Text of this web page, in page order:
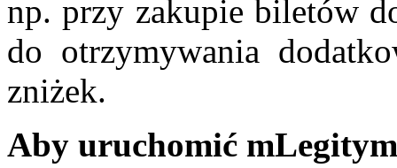
np. przy zakupie biletów
do otrzymywania
zniżek.
Aby uruchomić